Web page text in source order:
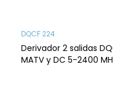
DQCF 224
Derivador 2 salidas
MATV y DC 5-2400